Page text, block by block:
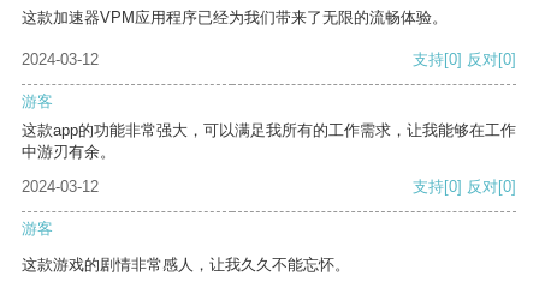
这款加速器VPM应用程序已经为我们带来了无限的流畅体验。
2024-03-12 支持[0] 反对[0]
游客
这款app的功能非常强大，可以满足我所有的工作需求，让我能够在工作
中游刃有余。
2024-03-12
支持[0] 反对[0]
游客
这款游戏的剧情非常感人，让我久久不能忘怀。